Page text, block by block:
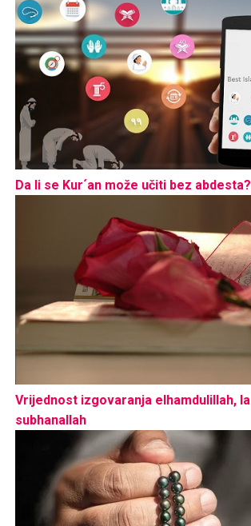
Da li se Kur´an može učiti bez abdesta?
Vrijednost izgovaranja elhamdulillah,
subhanallah